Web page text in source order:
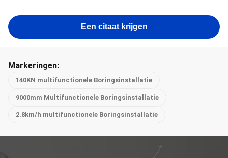
Een citaat krijgen
Markeringen:
140KN multifunctionele Boringsinstallatie
9000mm Multifunctionele Boringsinstallatie
2.8km/h multifunctionele Boringsinstallatie